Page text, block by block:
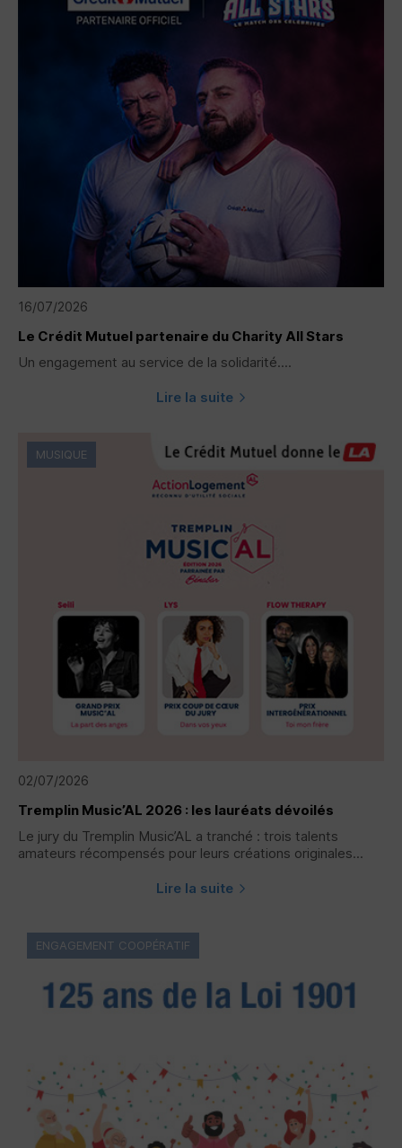
16/07/2026
Le Crédit Mutuel partenaire du Charity All Stars
Un engagement au service de la solidarité....
Lire la suite
02/07/2026
Tremplin Music’AL 2026 : les lauréats dévoilés
Le jury du Tremplin Music’AL a tranché : trois talents
amateurs récompensés pour leurs créations originales...
Lire la suite
MUSIQUE
ENGAGEMENT COOPÉRATIF